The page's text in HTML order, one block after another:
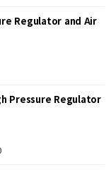
Regulator and Air
Pressure Regulator